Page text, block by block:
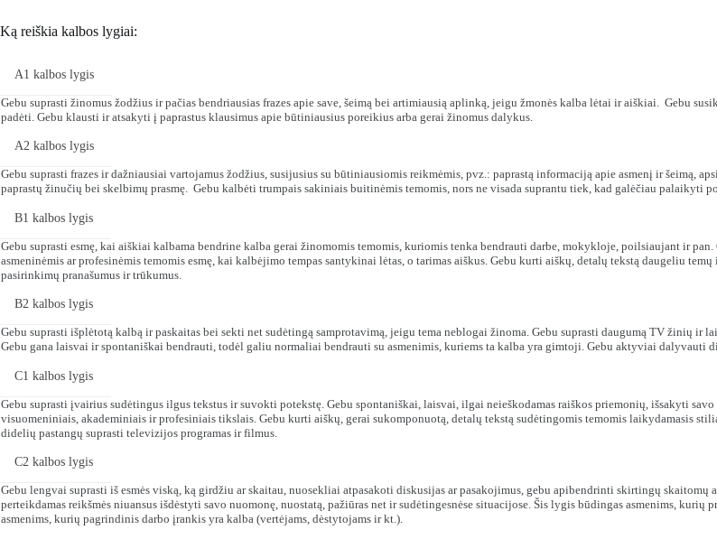
Ką reiškia kalbos lygiai:
A1 kalbos lygis
Gebu suprasti žinomus žodžius ir pačias bendriausias frazes apie save, šeimą bei artimiausią aplinką, jeigu žmonės kalba lėtai ir aiškiai. Gebu
padėti. Gebu klausti ir atsakyti į paprastus klausimus apie būtiniausius poreikius arba gerai žinomus dalykus.
A2 kalbos lygis
Gebu suprasti frazes ir dažniausiai vartojamus žodžius, susijusius su būtiniausiomis reikmėmis, pvz.: paprastą informaciją apie asmenį ir šeimą,
paprastų žinučių bei skelbimų prasmę. Gebu kalbėti trumpais sakiniais buitinėmis temomis, nors ne visada suprantu tiek, kad galėčiau palaikyti
B1 kalbos lygis
Gebu suprasti esmę, kai aiškiai kalbama bendrine kalba gerai žinomomis temomis, kuriomis tenka bendrauti darbe, mokykloje, poilsiaujant ir
asmeninėmis ar profesinėmis temomis esmę, kai kalbėjimo tempas santykinai lėtas, o tarimas aiškus. Gebu kurti aiškų, detalų tekstą daugeliu
pasirinkimų pranašumus ir trūkumus.
B2 kalbos lygis
Gebu suprasti išplėtotą kalbą ir paskaitas bei sekti net sudėtingą samprotavimą, jeigu tema neblogai žinoma. Gebu suprasti daugumą TV žinių ir
Gebu gana laisvai ir spontaniškai bendrauti, todėl galiu normaliai bendrauti su asmenimis, kuriems ta kalba yra gimtoji. Gebu aktyviai dalyvauti
C1 kalbos lygis
Gebu suprasti įvairius sudėtingus ilgus tekstus ir suvokti potekstę. Gebu spontaniškai, laisvai, ilgai neieškodamas raiškos priemonių, išsakyti
visuomeniniais, akademiniais ir profesiniais tikslais. Gebu kurti aiškų, gerai sukomponuotą, detalų tekstą sudėtingomis temomis laikydamasis
didelių pastangų suprasti televizijos programas ir filmus.
C2 kalbos lygis
Gebu lengvai suprasti iš esmės viską, ką girdžiu ar skaitau, nuosekliai atpasakoti diskusijas ar pasakojimus, gebu apibendrinti skirtingų
perteikdamas reikšmės niuansus išdėstyti savo nuomonę, nuostatą, pažiūras net ir sudėtingesnėse situacijose. Šis lygis būdingas asmenims,
asmenims, kurių pagrindinis darbo įrankis yra kalba (vertėjams, dėstytojams ir kt.).